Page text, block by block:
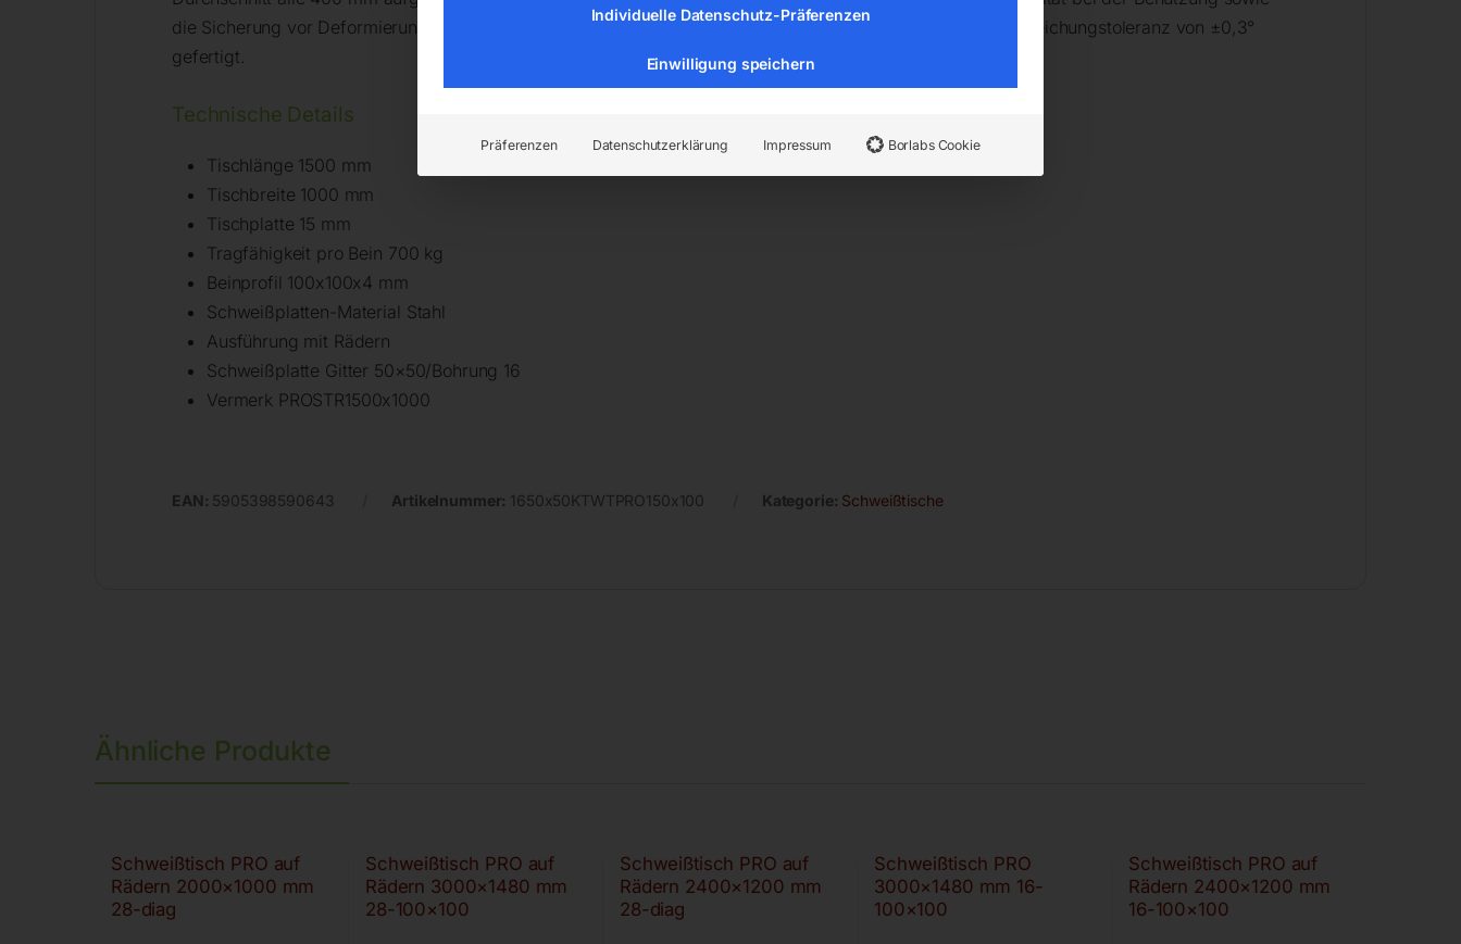
die Sicherung vor Deformierung. Die Seitenwände der Tische sind 200 mm hoch und werden mit einer Abweichungstoleranz von ±0,3°
gefertigt.
Technische Details
Tischlänge 1500 mm
Tischbreite 1000 mm
Tischplatte 15 mm
Tragfähigkeit pro Bein 700 kg
Beinprofil 100x100x4 mm
Schweißplatten-Material Stahl
Ausführung mit Rädern
Schweißplatte Gitter 50×50/Bohrung 16
Vermerk PROSTR1500x1000
EAN: 5905398590643 Artikelnummer: 1650x50KTWTPRO150x100 Kategorie: Schweißtische
Ähnliche Produkte
Schweißtisch PRO auf
Rädern 2000×1000 mm
28-diag
Schweißtisch PRO auf
Rädern 3000×1480 mm
28-100×100
Schweißtisch PRO auf
Rädern 2400×1200 mm
28-diag
Schweißtisch PRO
3000×1480 mm 16-
100×100
Schweißtisch PRO auf
Rädern 2400×1200 mm
16-100×100
Individuelle Datenschutz-Präferenzen
Einwilligung speichern
Präferenzen Datenschutzerklärung Impressum Borlabs Cookie